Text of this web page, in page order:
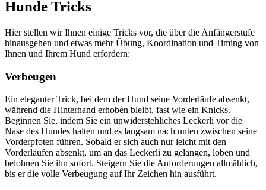
Hunde Tricks
Hier stellen wir Ihnen einige Tricks vor, die über die Anfängerstufe
hinausgehen und etwas mehr Übung, Koordination und Timing von
Ihnen und Ihrem Hund erfordern:
Verbeugen
Ein eleganter Trick, bei dem der Hund seine Vorderläufe absenkt,
während die Hinterhand erhoben bleibt, fast wie ein Knicks.
Beginnen Sie, indem Sie ein unwiderstehliches Leckerli vor die
Nase des Hundes halten und es langsam nach unten zwischen seine
Vorderpfoten führen. Sobald er sich auch nur leicht mit den
Vorderläufen absenkt, um an das Leckerli zu gelangen, loben und
belohnen Sie ihn sofort. Steigern Sie die Anforderungen allmählich,
bis er die volle Verbeugung auf Ihr Zeichen hin ausführt.